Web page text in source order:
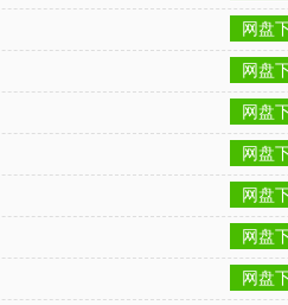
网盘
网盘
网盘
网盘
网盘
网盘
网盘